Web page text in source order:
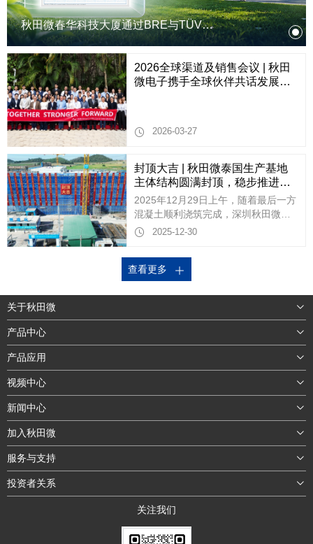
秋田微春华科技大厦通过BRE与TÜV净
零碳建筑卓越级认证
2026全球渠道及销售会议 | 秋田
微电子携手全球伙伴共话发展新
2026-03-27
封顶大吉 | 秋田微泰国生产基地
主体结构圆满封顶，稳步推进全
球化战略布局！
2025年12月29日上午，随着最后一方
混凝土顺利浇筑完成，深圳秋田微电
子股份有限公司（以下简称“公司”）泰
高管团队、供应商和客户代表、项目
建设方代表及当地政府相关官员共同
出席封顶仪式，见证了项目建设的重
要节点。本次主体结构封顶，标志着
2025-12-30
查看更多
关于秋田微
产品中心
产品应用
视频中心
新闻中心
加入秋田微
服务与支持
投资者关系
关注我们